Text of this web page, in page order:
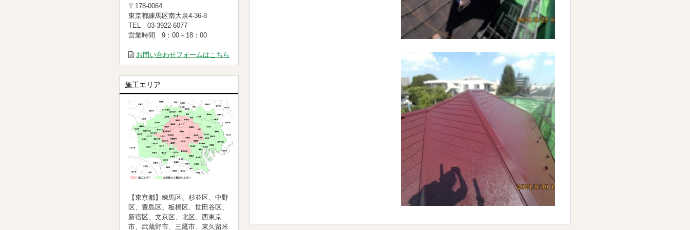
〒178-0064
東京都練馬区南大泉4-36-8
TEL 03-3922-6077
営業時間 9：00～18：00
お問い合わせフォームはこちら
施工エリア
【東京都】練馬区、杉並区、中野
区、豊島区、板橋区、世田谷区、
新宿区、文京区、北区、西東京
市、武蔵野市、三鷹市、東久留米